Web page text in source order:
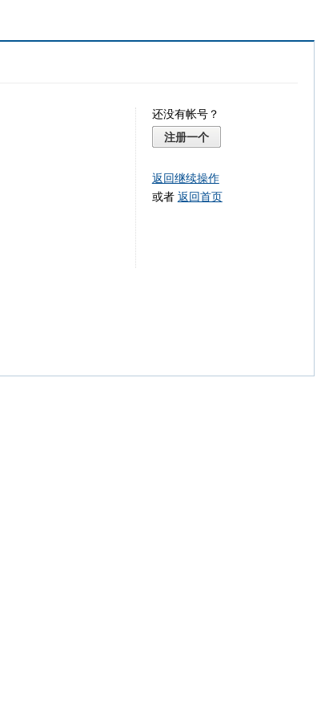
还没有帐号？
注册一个
返回继续操作
或者 返回首页